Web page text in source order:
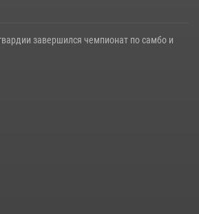
завершился чемпионат по самбо и